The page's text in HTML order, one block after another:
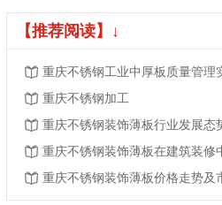
【推荐阅读】↓
重庆不锈钢工业中厚板质量管理
重庆不锈钢加工
重庆不锈钢装饰薄板行业发展态
重庆不锈钢装饰薄板在建筑装修
重庆不锈钢装饰薄板价格走势及